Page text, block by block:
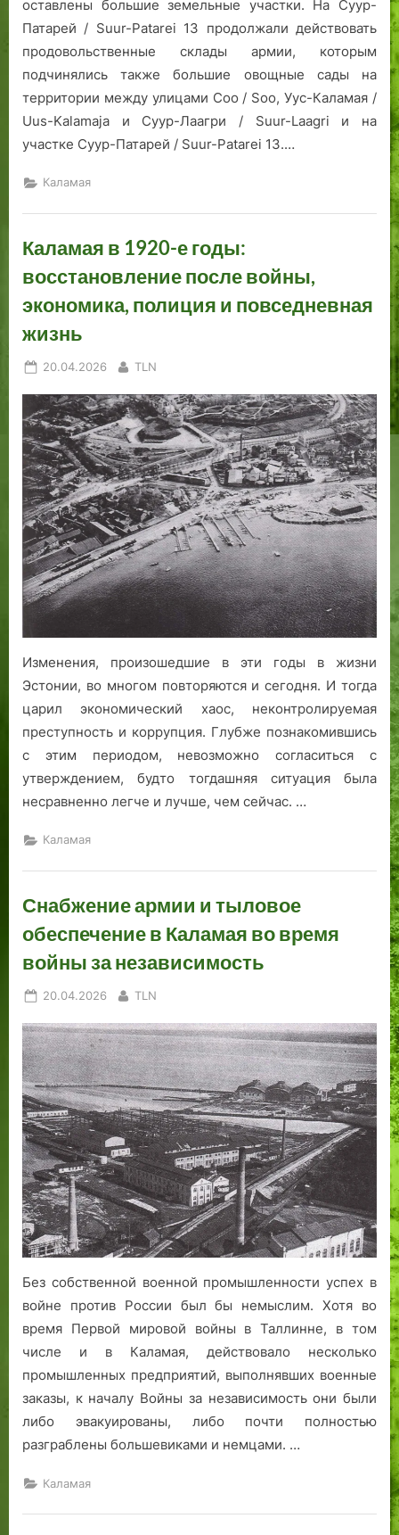
оставлены большие земельные участки. На Суур-
Патарей / Suur-Patarei 13 продолжали действовать
продовольственные склады армии, которым
подчинялись также большие овощные сады на
территории между улицами Соо / Soo, Уус-Каламая /
Uus-Kalamaja и Суур-Лаагри / Suur-Laagri и на
участке Суур-Патарей / Suur-Patarei 13.…
Каламая
Каламая в 1920-е годы:
восстановление после войны,
экономика, полиция и повседневная
жизнь
Posted
20.04.2026 By
TLN
Изменения, произошедшие в эти годы в жизни
Эстонии, во многом повторяются и сегодня. И тогда
царил экономический хаос, неконтролируемая
преступность и коррупция. Глубже познакомившись
с этим периодом, невозможно согласиться с
утверждением, будто тогдашняя ситуация была
несравненно легче и лучше, чем сейчас. …
Каламая
Снабжение армии и тыловое
обеспечение в Каламая во время
войны за независимость
Posted
20.04.2026 By
TLN
Без собственной военной промышленности успех в
войне против России был бы немыслим. Хотя во
время Первой мировой войны в Таллинне, в том
числе и в Каламая, действовало несколько
промышленных предприятий, выполнявших военные
заказы, к началу Войны за независимость они были
либо эвакуированы, либо почти полностью
разграблены большевиками и немцами. …
Каламая